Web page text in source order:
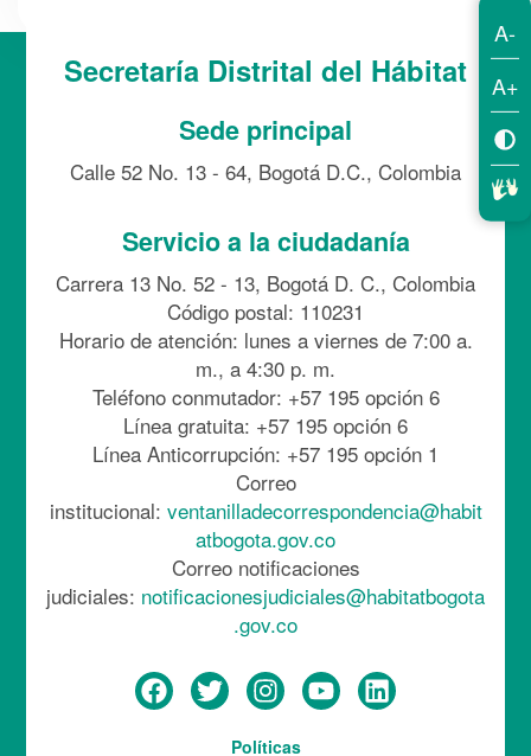
Secretaría Distrital del Hábitat
Sede principal
Calle 52 No. 13 - 64, Bogotá D.C., Colombia
Servicio a la ciudadanía
Carrera 13 No. 52 - 13, Bogotá D. C., Colombia
Código postal: 110231
Horario de atención: lunes a viernes de 7:00 a.
m., a 4:30 p. m.
Teléfono conmutador: +57 195 opción 6
Línea gratuita: +57 195 opción 6
Línea Anticorrupción: +57 195 opción 1
Correo
institucional: ventanilladecorrespondencia@habit
atbogota.gov.co
Correo notificaciones
judiciales: notificacionesjudiciales@habitatbogota
.gov.co
Políticas
A-
A+